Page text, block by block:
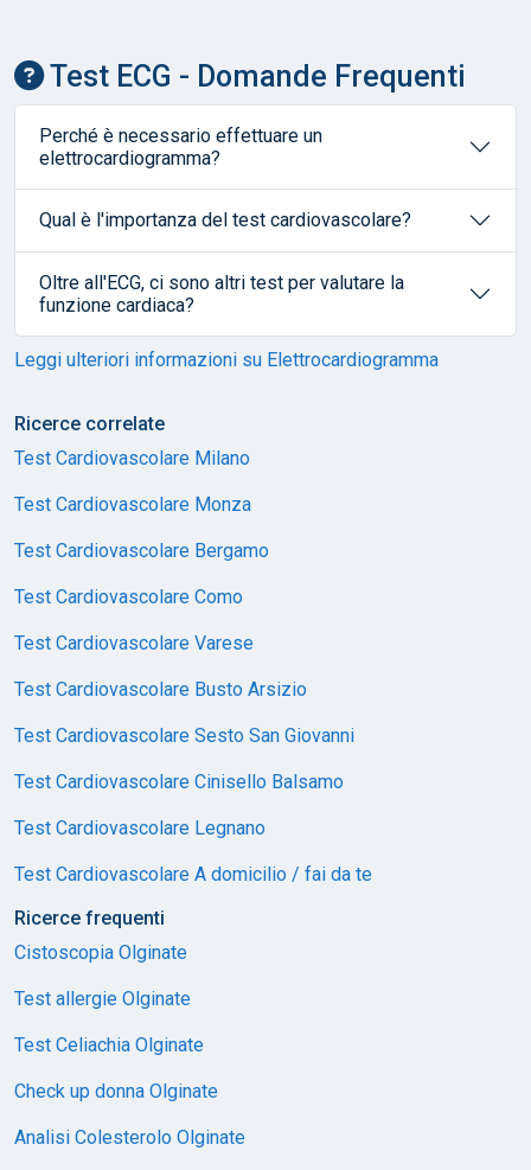
Test ECG - Domande Frequenti
Perché è necessario effettuare un
elettrocardiogramma?
Qual è l'importanza del test cardiovascolare?
Oltre all'ECG, ci sono altri test per valutare la
funzione cardiaca?
Leggi ulteriori informazioni su Elettrocardiogramma
Ricerce correlate
Test Cardiovascolare Milano
Test Cardiovascolare Monza
Test Cardiovascolare Bergamo
Test Cardiovascolare Como
Test Cardiovascolare Varese
Test Cardiovascolare Busto Arsizio
Test Cardiovascolare Sesto San Giovanni
Test Cardiovascolare Cinisello Balsamo
Test Cardiovascolare Legnano
Test Cardiovascolare A domicilio / fai da te
Ricerce frequenti
Cistoscopia Olginate
Test allergie Olginate
Test Celiachia Olginate
Check up donna Olginate
Analisi Colesterolo Olginate